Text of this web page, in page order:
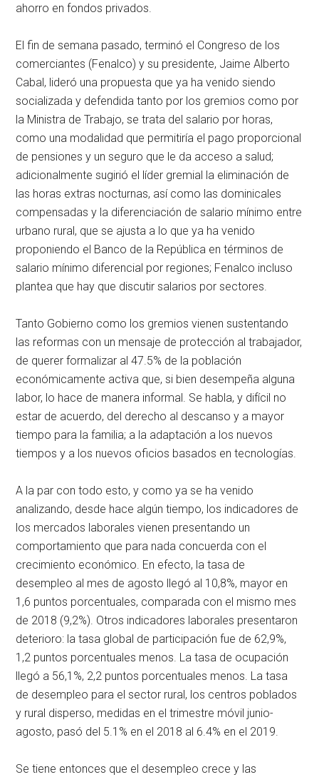
ahorro en fondos privados.
El fin de semana pasado, terminó el Congreso de los
comerciantes (Fenalco) y su presidente, Jaime Alberto
Cabal, lideró una propuesta que ya ha venido siendo
socializada y defendida tanto por los gremios como por
la Ministra de Trabajo, se trata del salario por horas,
como una modalidad que permitiría el pago proporcional
de pensiones y un seguro que le da acceso a salud;
adicionalmente sugirió el líder gremial la eliminación de
las horas extras nocturnas, así como las dominicales
compensadas y la diferenciación de salario mínimo entre
urbano rural, que se ajusta a lo que ya ha venido
proponiendo el Banco de la República en términos de
salario mínimo diferencial por regiones; Fenalco incluso
plantea que hay que discutir salarios por sectores.
Tanto Gobierno como los gremios vienen sustentando
las reformas con un mensaje de protección al trabajador,
de querer formalizar al 47.5% de la población
económicamente activa que, si bien desempeña alguna
labor, lo hace de manera informal. Se habla, y difícil no
estar de acuerdo, del derecho al descanso y a mayor
tiempo para la familia; a la adaptación a los nuevos
tiempos y a los nuevos oficios basados en tecnologías.
A la par con todo esto, y como ya se ha venido
analizando, desde hace algún tiempo, los indicadores de
los mercados laborales vienen presentando un
comportamiento que para nada concuerda con el
crecimiento económico. En efecto, la tasa de
desempleo al mes de agosto llegó al 10,8%, mayor en
1,6 puntos porcentuales, comparada con el mismo mes
de 2018 (9,2%). Otros indicadores laborales presentaron
deterioro: la tasa global de participación fue de 62,9%,
1,2 puntos porcentuales menos. La tasa de ocupación
llegó a 56,1%, 2,2 puntos porcentuales menos. La tasa
de desempleo para el sector rural, los centros poblados
y rural disperso, medidas en el trimestre móvil junio-
agosto, pasó del 5.1% en el 2018 al 6.4% en el 2019.
Se tiene entonces que el desempleo crece y las